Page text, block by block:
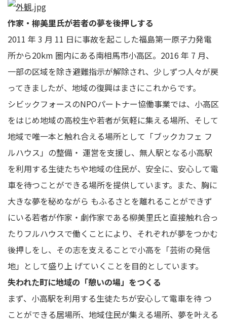
作家・柳美里氏が若者の夢を後押しする
2011 年 3 月 11 日に事故を起こした福島第一原子力発電
所から20km 圏内にある南相馬市小高区。2016 年 7 月、
一部の区域を除き避難指示が解除され、少しずつ人々が戻
ってきましたが、地域の復興はまさにこれからです。
シビックフォースのNPOパートナー協働事業では、小高区
をはじめ地域の高校生や若者が気軽に集える場所、そして
地域で唯一本と触れ合える場所として「ブックカフェ フ
ルハウス」の整備・ 運営を支援し、無人駅となる小高駅
を利用する生徒たちや地域の住民が、安全に、安心して電
車を待つことができる場所を提供しています。また、胸に
大きな夢を秘めながら もふるさとを離れることができず
にいる若者が作家・劇作家である柳美里氏と直接触れ合っ
たりフルハウスで働くことにより、それぞれが夢をつかむ
後押しをし、その志を支えることで小高を「芸術の発信
地」として盛り上 げていくことを目的としています。
失われた町に地域の「憩いの場」をつくる
まず、小高駅を利用する生徒たちが安心して電車を待 つ
ことができる居場所、地域住民が集える場所、夢を叶える